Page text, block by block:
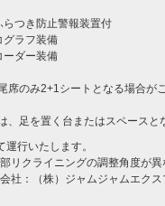
つき防止警報装置付
ラフ装備
ダー装備
席のみ2+1シートとなる場合が
、足を置く台またはスペースと
行いたします。
リクライニングの調整角度が異
社：（株）ジャムジャムエクス